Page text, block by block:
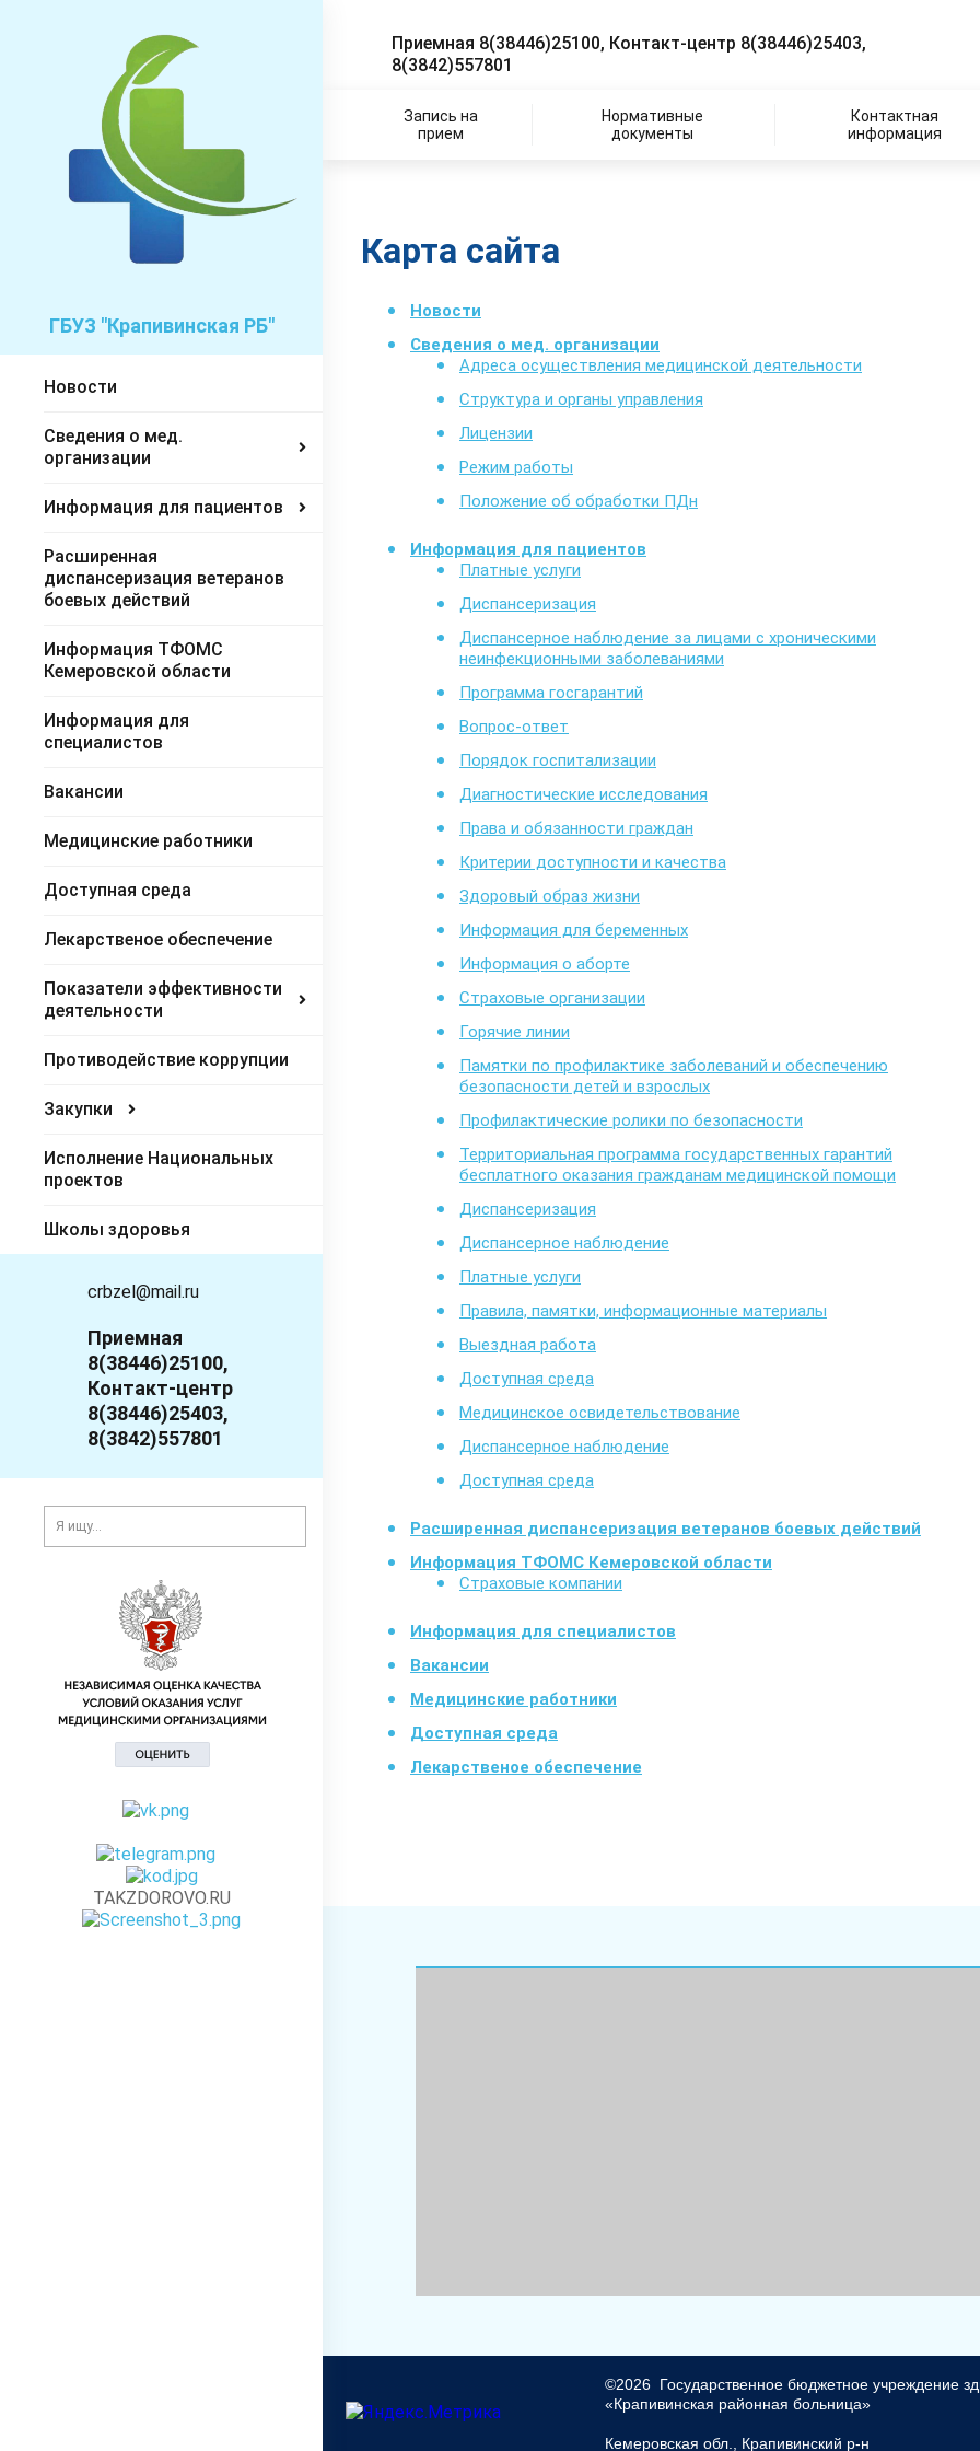
ГБУЗ "Крапивинская РБ"
Новости
Сведения о мед.
организации
Информация для пациентов
Расширенная
диспансеризация ветеранов
боевых действий
Информация ТФОМС
Кемеровской области
Информация для
специалистов
Вакансии
Медицинские работники
Доступная среда
Лекарственое обеспечение
Показатели эффективности
деятельности
Противодействие коррупции
Закупки
Исполнение Национальных
проектов
Школы здоровья
crbzel@mail.ru
Приемная
8(38446)25100,
Контакт-центр
8(38446)25403,
8(3842)557801
TAKZDOROVO.RU
Приемная 8(38446)25100, Контакт-центр 8(38446)25403,
8(3842)557801
Запись на
прием
Нормативные
документы
Контактная
информация
Карта сайта
Новости
Сведения о мед. организации
Адреса осуществления медицинской деятельности
Структура и органы управления
Лицензии
Режим работы
Положение об обработки ПДн
Информация для пациентов
Платные услуги
Диспансеризация
Диспансерное наблюдение за лицами с хроническими
неинфекционными заболеваниями
Программа госгарантий
Вопрос-ответ
Порядок госпитализации
Диагностические исследования
Права и обязанности граждан
Критерии доступности и качества
Здоровый образ жизни
Информация для беременных
Информация о аборте
Страховые организации
Горячие линии
Памятки по профилактике заболеваний и обеспечению
безопасности детей и взрослых
Профилактические ролики по безопасности
Территориальная программа государственных гарантий
бесплатного оказания гражданам медицинской помощи
Диспансеризация
Диспансерное наблюдение
Платные услуги
Правила, памятки, информационные материалы
Выездная работа
Доступная среда
Медицинское освидетельствование
Диспансерное наблюдение
Доступная среда
Расширенная диспансеризация ветеранов боевых действий
Информация ТФОМС Кемеровской области
Страховые компании
Информация для специалистов
Вакансии
Медицинские работники
Доступная среда
Лекарственое обеспечение
©2026 Государственное бюджетное учреждение
«Крапивинская районная больница»
Кемеровская обл., Крапивинский р-н